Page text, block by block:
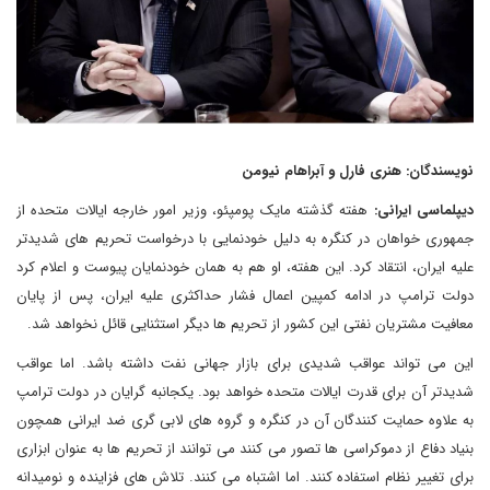
نویسندگان: هنری فارل و آبراهام نیومن
دیپلماسی ایرانی: هفته گذشته مایک پومپئو، وزیر امور خارجه ایالات متحده از
جمهوری خواهان در کنگره به دلیل خودنمایی با درخواست تحریم های شدیدتر
علیه ایران، انتقاد کرد. این هفته، او هم به همان خودنمایان پیوست و اعلام کرد
دولت ترامپ در ادامه کمپین اعمال فشار حداکثری علیه ایران، پس از پایان
معافیت مشتریان نفتی این کشور از تحریم ها دیگر استثنایی قائل نخواهد شد.
این می تواند عواقب شدیدی برای بازار جهانی نفت داشته باشد. اما عواقب
شدیدتر آن برای قدرت ایالات متحده خواهد بود. یکجانبه گرایان در دولت ترامپ
به علاوه حمایت کنندگان آن در کنگره و گروه های لابی گری ضد ایرانی همچون
بنیاد دفاع از دموکراسی ها تصور می کنند می توانند از تحریم ها به عنوان ابزاری
برای تغییر نظام استفاده کنند. اما اشتباه می کنند. تلاش های فزاینده و نومیدانه